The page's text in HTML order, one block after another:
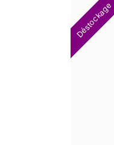
Déstockage